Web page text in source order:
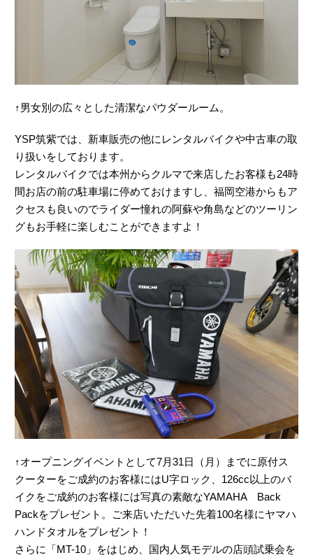
↑男女別の広々とした清潔なパウダールーム。
YSP筑紫では、新車販売の他にレンタルバイクや中古車の取
り扱いをしております。
レンタルバイクでは本州からクルマで来店したお客様も24時
間お店の前の駐車場に停めておけますし、福岡空港からもア
クセスも良いのでライダー憧れの阿蘇や角島などのツーリン
グもお手軽に楽しむことができますよ！
↑オープニングイベントとして7月31日（月）までに原付ス
クーターをご成約のお客様にはU字ロック、126cc以上のバ
イクをご成約のお客様には写真の素敵なYAMAHA Back
Packをプレゼント。ご来店いただいた先着100名様にヤマハ
ハンドタオルをプレゼント！
さらに「MT-10」をはじめ、国内人気モデルの店頭試乗会を